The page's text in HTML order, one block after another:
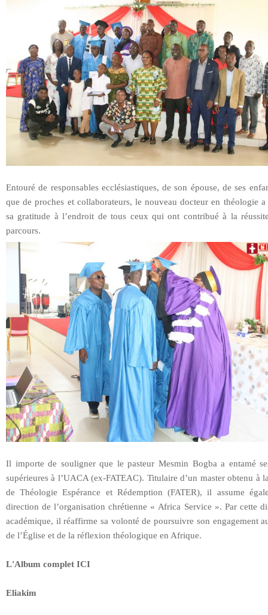
Entouré de responsables ecclésiastiques, de son épouse, de ses
que de proches et collaborateurs, le nouveau docteur en théologie
sa gratitude à l’endroit de tous ceux qui ont contribué à la
parcours.
Il importe de souligner que le pasteur Mesmin Bogba a entamé
supérieures à l’UACA (ex-FATEAC). Titulaire d’un master obtenu à
de Théologie Espérance et Rédemption (FATER), il assume
direction de l’organisation chrétienne « Africa Service ». Par cette
académique, il réaffirme sa volonté de poursuivre son engagement
de l’Église et de la réflexion théologique en Afrique.
L'Album complet ICI
Eliakim